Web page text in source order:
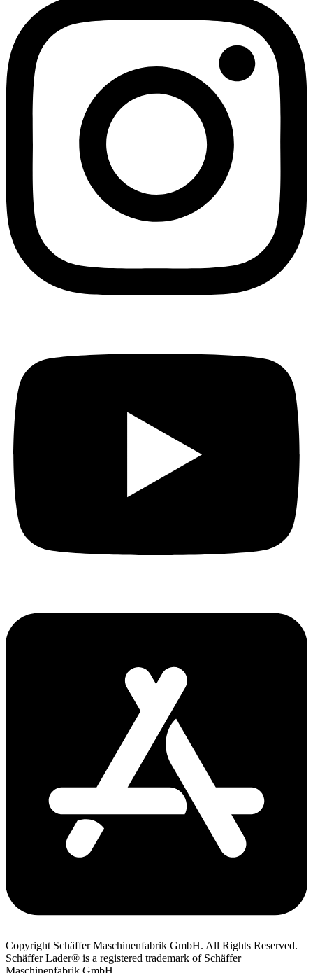
Copyright Schäffer Maschinenfabrik GmbH. All Rights Reserved.
Schäffer Lader® is a registered trademark of Schäffer